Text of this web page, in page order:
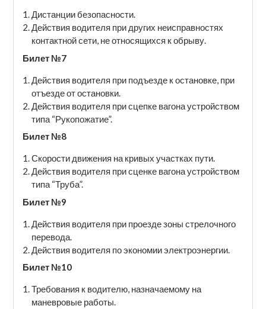
Дистанции безопасности.
Действия водителя при других неисправностях
контактной сети, не относящихся к обрыву.
Билет №7
Действия водителя при подъезде к остановке, при
отъезде от остановки.
Действия водителя при сцепке вагона устройством
типа “Рукопожатие”.
Билет №8
Скорости движения на кривых участках пути.
Действия водителя при сценке вагона устройством
типа “Труба”.
Билет №9
Действия водителя при проезде зоны стрелочного
перевода.
Действия водителя по экономии электроэнергии.
Билет №10
Требования к водителю, назначаемому на
маневровые работы.